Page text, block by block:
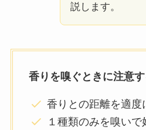
説します。
香りを嗅ぐときに注意
香りとの距離を適度
１種類のみを嗅い